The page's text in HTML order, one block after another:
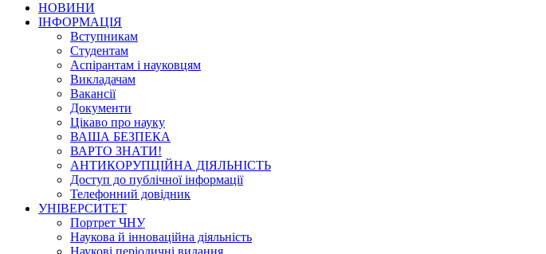
НОВИНИ
ІНФОРМАЦІЯ
Вступникам
Студентам
Аспірантам і науковцям
Викладачам
Вакансії
Документи
Цікаво про науку
ВАША БЕЗПЕКА
ВАРТО ЗНАТИ!
АНТИКОРУПЦІЙНА ДІЯЛЬНІСТЬ
Доступ до публічної інформації
Телефонний довідник
УНІВЕРСИТЕТ
Портрет ЧНУ
Наукова й інноваційна діяльність